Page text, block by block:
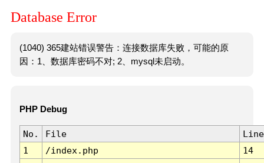
Database Error
(1040) 365建站错误警告：连接数据库失败，可能的原
因：1、数据库密码不对; 2、mysql未启动。
PHP Debug
No. File
Line
1
/index.php 14